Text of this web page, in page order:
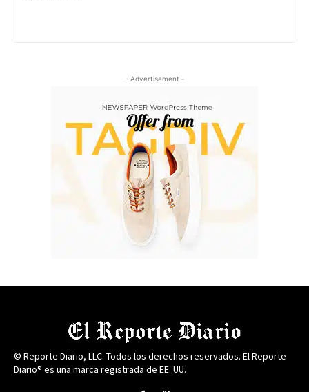
- Advertisement -
© Reporte Diario, LLC. Todos los derechos reservados. El Reporte
Diario® es una marca registrada de EE. UU.